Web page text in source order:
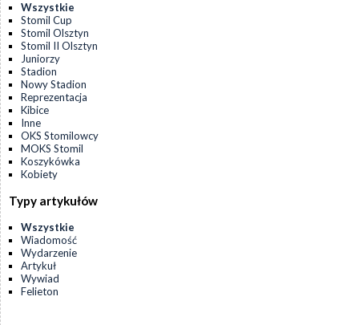
Wszystkie
Stomil Cup
Stomil Olsztyn
Stomil II Olsztyn
Juniorzy
Stadion
Nowy Stadion
Reprezentacja
Kibice
Inne
OKS Stomilowcy
MOKS Stomil
Koszykówka
Kobiety
Typy artykułów
Wszystkie
Wiadomość
Wydarzenie
Artykuł
Wywiad
Felieton